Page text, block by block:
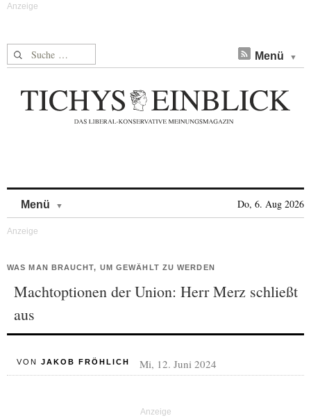
Suche nach: Menü
Menü Do, 6. Aug 2026
WAS MAN BRAUCHT, UM GEWÄHLT ZU WERDEN
Machtoptionen der Union: Herr Merz schließt
aus
VON JAKOB FRÖHLICH Mi, 12. Juni 2024